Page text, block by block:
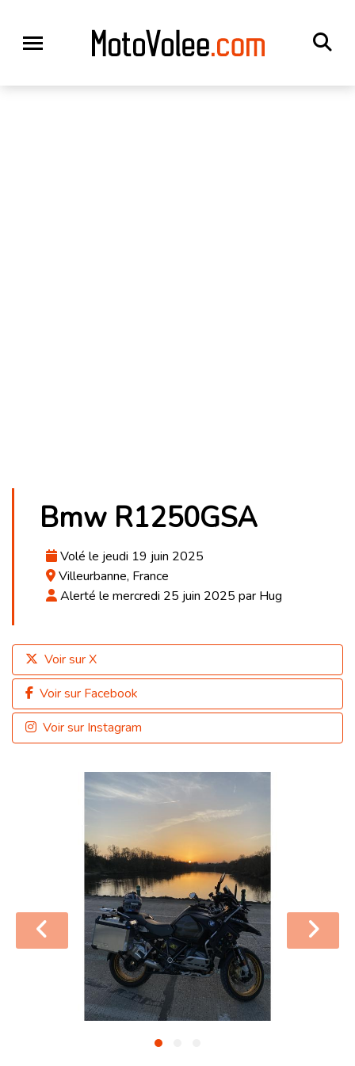
Bmw R1250GSA
Volé le jeudi 19 juin 2025
Villeurbanne, France
Alerté le mercredi 25 juin 2025 par Hug
Voir sur X
Voir sur Facebook
Voir sur Instagram